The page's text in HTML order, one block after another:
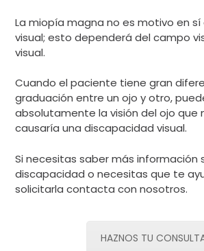
La miopía magna no es motivo en
visual; esto dependerá del campo
visual.
Cuando el paciente tiene gran
graduación entre un ojo y otro,
absolutamente la visión del ojo que
causaría una discapacidad visual.
Si necesitas saber más información
discapacidad o necesitas que te
solicitarla contacta con nosotros.
HAZNOS TU